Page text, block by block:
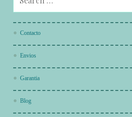
Contacto
Envios
Garantia
Blog